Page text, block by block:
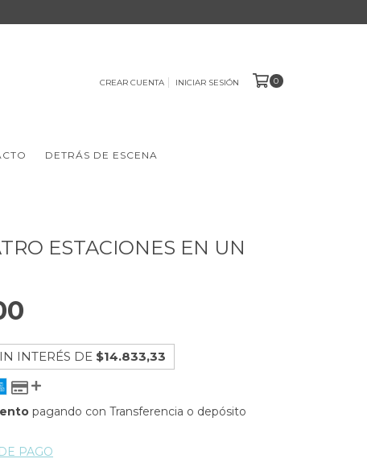
CREAR CUENTA INICIAR SESIÓN 0
DETRÁS DE ESCENA
ESTACIONES EN UN
INTERÉS DE $14.833,33
pagando con Transferencia o depósito
PAGO